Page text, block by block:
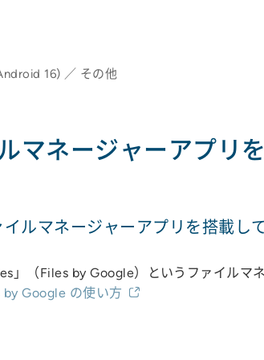
16) ／ その他
マネージャーアプリ
イルマネージャーアプリを搭載し
」（Files by Google）というファイルマ
by Google の使い方